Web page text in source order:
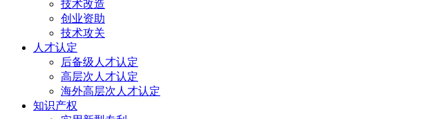
技术改造
创业资助
技术攻关
人才认定
后备级人才认定
高层次人才认定
海外高层次人才认定
知识产权